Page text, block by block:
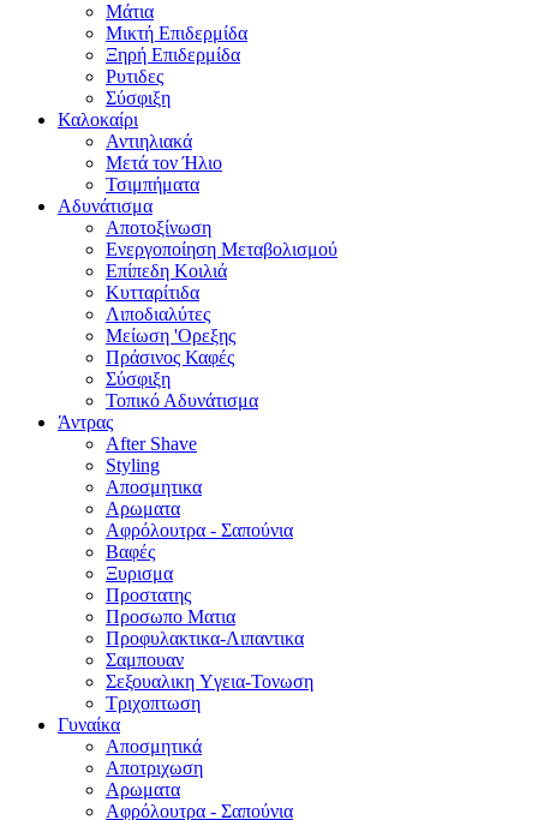
Μάτια
Μικτή Επιδερμίδα
Ξηρή Επιδερμίδα
Ρυτιδες
Σύσφιξη
Καλοκαίρι
Αντιηλιακά
Μετά τον Ήλιο
Τσιμπήματα
Αδυνάτισμα
Αποτοξίνωση
Ενεργοποίηση Μεταβολισμού
Επίπεδη Κοιλιά
Κυτταρίτιδα
Λιποδιαλύτες
Μείωση 'Ορεξης
Πράσινος Καφές
Σύσφιξη
Τοπικό Αδυνάτισμα
Άντρας
After Shave
Styling
Αποσμητικα
Αρωματα
Αφρόλουτρα - Σαπούνια
Βαφές
Ξυρισμα
Προστατης
Προσωπο Ματια
Προφυλακτικα-Λιπαντικα
Σαμπουαν
Σεξουαλικη Yγεια-Τονωση
Τριχοπτωση
Γυναίκα
Αποσμητικά
Αποτριχωση
Αρωματα
Αφρόλουτρα - Σαπούνια